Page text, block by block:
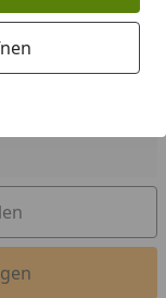
legen